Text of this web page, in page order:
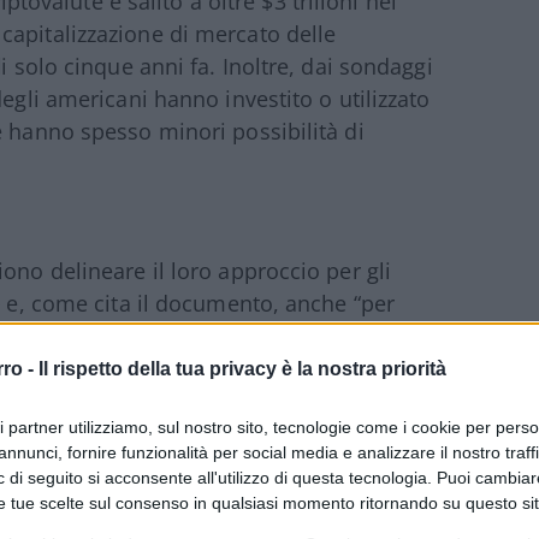
- Il rispetto della tua privacy è la nostra priorità
partner utilizziamo, sul nostro sito, tecnologie come i cookie per
fornire funzionalità per social media e analizzare il nostro
di seguito si acconsente all'utilizzo di questa tecnologia. Puoi
tue scelte sul consenso in qualsiasi momento ritornando su questo
di mercato delle
cinque anni fa. Inoltre, dai sondaggi
americani hanno investito o utilizzato
spesso minori possibilità di
delineare il loro approccio per gli
come cita il documento, anche “per
statunitense”.
amministrazione statunitense
del Commercio e ad altre agenzie nella
di sei priorità chiave: protezione dei
illeciti finanziari; leadership USA